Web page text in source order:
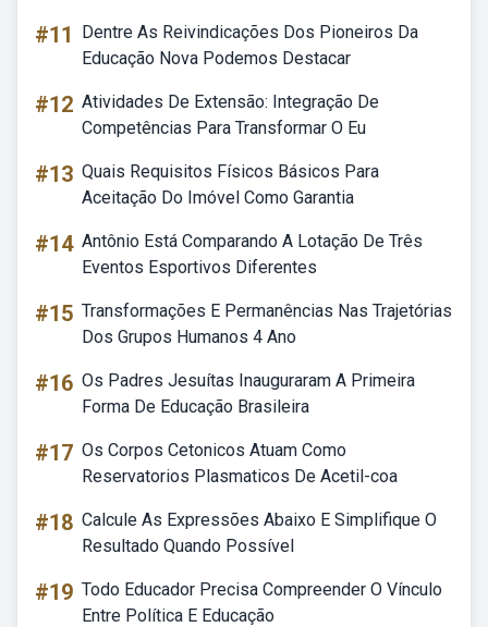
#11
Dentre As Reivindicações Dos Pioneiros Da
Educação Nova Podemos Destacar
#12 Atividades De Extensão: Integração De
Competências Para Transformar O Eu
#13 Quais Requisitos Físicos Básicos Para
Aceitação Do Imóvel Como Garantia
#14 Antônio Está Comparando A Lotação De Três
Eventos Esportivos Diferentes
#15 Transformações E Permanências Nas Trajetórias
Dos Grupos Humanos 4 Ano
#16 Os Padres Jesuítas Inauguraram A Primeira
Forma De Educação Brasileira
#17 Os Corpos Cetonicos Atuam Como
Reservatorios Plasmaticos De Acetil-coa
#18 Calcule As Expressões Abaixo E Simplifique O
Resultado Quando Possível
#19 Todo Educador Precisa Compreender O Vínculo
Entre Política E Educação